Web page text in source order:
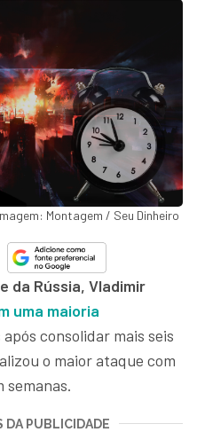
Montagem / Seu Dinheiro
da Rússia, Vladimir
uma maioria
consolidar mais seis
o maior ataque com
semanas.
DA PUBLICIDADE